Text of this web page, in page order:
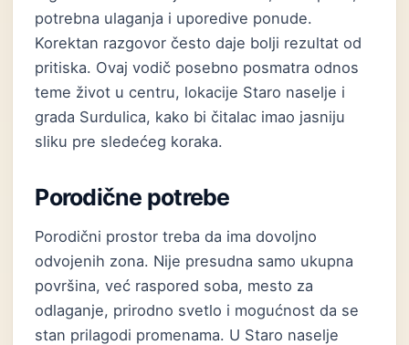
potrebna ulaganja i uporedive ponude.
Korektan razgovor često daje bolji rezultat od
pritiska. Ovaj vodič posebno posmatra odnos
teme život u centru, lokacije Staro naselje i
grada Surdulica, kako bi čitalac imao jasniju
sliku pre sledećeg koraka.
Porodične potrebe
Porodični prostor treba da ima dovoljno
odvojenih zona. Nije presudna samo ukupna
površina, već raspored soba, mesto za
odlaganje, prirodno svetlo i mogućnost da se
stan prilagodi promenama. U Staro naselje